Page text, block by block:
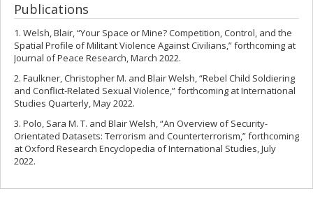
Publications
1. Welsh, Blair, “Your Space or Mine? Competition, Control, and the
Spatial Profile of Militant Violence Against Civilians,” forthcoming at
Journal of Peace Research, March 2022.
2. Faulkner, Christopher M. and Blair Welsh, “Rebel Child Soldiering
and Conflict-Related Sexual Violence,” forthcoming at International
Studies Quarterly, May 2022.
3. Polo, Sara M. T. and Blair Welsh, “An Overview of Security-
Orientated Datasets: Terrorism and Counterterrorism,” forthcoming
at Oxford Research Encyclopedia of International Studies, July
2022.